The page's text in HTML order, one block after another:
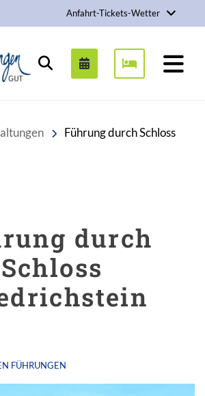
Anfahrt-Tickets-Wetter
Stadt Bad Wildungen
Suchen
Führung durch Schloss
durch
Schloss
FÜHRUNGEN